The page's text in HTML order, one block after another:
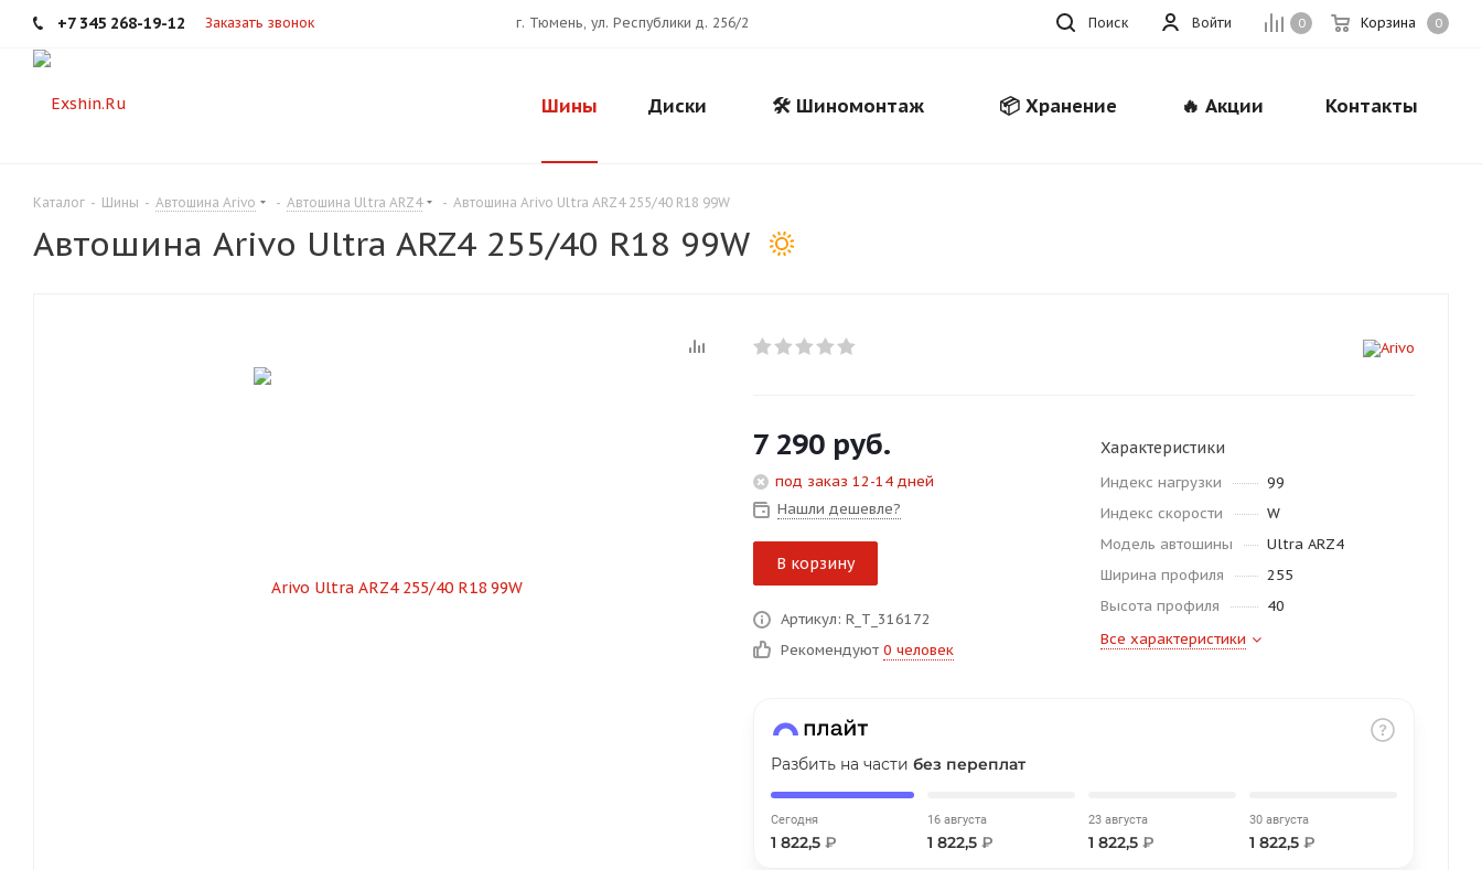
+7 345 268-19-12 Заказать звонок 0 Корзина 0
Войти
г. Тюмень, ул. Республики д. 256/2 Поиск
Шины Диски 🛠️ Шиномонтаж 📦 Хранение 🔥 Акции Контакты
Каталог - Шины - Автошина Arivo - Автошина Ultra ARZ4 - Автошина Arivo Ultra ARZ4 255/40 R18 99W
Автошина Arivo Ultra ARZ4 255/40 R18 99W
7 290 руб.
под заказ 12-14 дней
Нашли дешевле?
В корзину
Артикул: R_T_316172
Рекомендуют 0 человек
Характеристики
Индекс нагрузки
99
Индекс скорости
W
Модель автошины
Ultra ARZ4
Ширина профиля
255
Высота профиля
40
Все характеристики
Разбить на части без переплат
Сегодня
1 822,5 ₽
16 августа
1 822,5 ₽
23 августа
1 822,5 ₽
30 августа
1 822,5 ₽
без переплат
График платежей
в корзину